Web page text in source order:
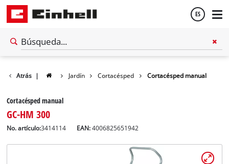
ES
Atrás | Jardín Cortacésped Cortacésped manual
Cortacésped manual
GC-HM 300
No. artículo:3414114 EAN:4006825651942